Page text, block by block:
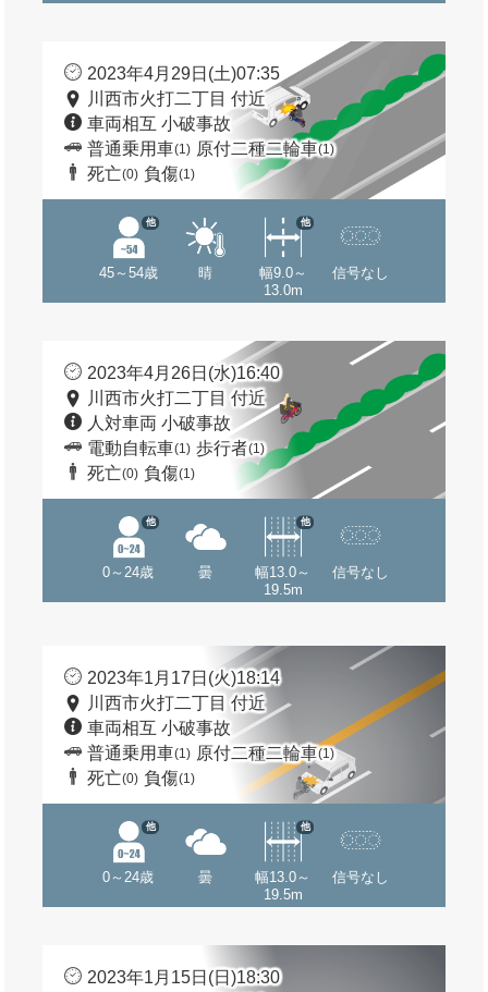
2023年4月29日(土)07:35
川西市火打二丁目 付近
車両相互 小破事故
普通乗用車(1) 原付二種二輪車(1)
死亡(0) 負傷(1)
45～54歳
他
晴
幅9.0～
13.0m
他
信号なし
2023年4月26日(水)16:40
川西市火打二丁目 付近
人対車両 小破事故
電動自転車(1) 歩行者(1)
死亡(0) 負傷(1)
0～24歳
他
曇
幅13.0～
19.5m
他
信号なし
2023年1月17日(火)18:14
川西市火打二丁目 付近
車両相互 小破事故
普通乗用車(1) 原付二種二輪車(1)
死亡(0) 負傷(1)
0～24歳
他
曇
幅13.0～
19.5m
他
信号なし
2023年1月15日(日)18:30